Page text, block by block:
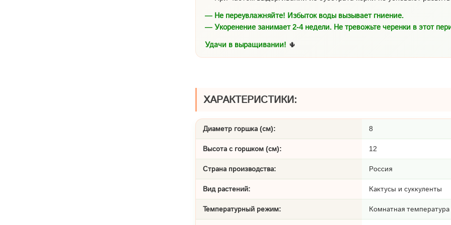
— Не переувлажняйте! Избыток воды вызывает гниение.
— Укоренение занимает 2-4 недели. Не тревожьте черенки в этот
Удачи в выращивании! 🌵
ХАРАКТЕРИСТИКИ:
Диаметр горшка (см): 8
Высота с горшком (см): 12
Страна производства: Россия
Вид растений: Кактусы и суккуленты
Температурный режим: Комнатная температура